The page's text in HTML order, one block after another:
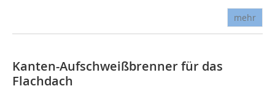
mehr
Kanten-Aufschweißbrenner für das
Flachdach